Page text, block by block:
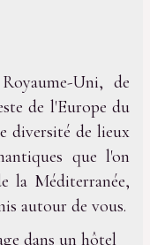
Uni, de
de l'Europe du
diversité de lieux
que l'on
la Méditerranée,
autour de vous.
dans un hôtel